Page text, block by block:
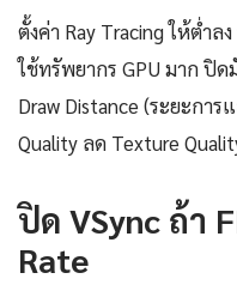
ตั้งค่า Ray Tracing ให้ต่ำล
ใช้ทรัพยากร GPU มาก ปิ
Draw Distance (ระยะกา
Quality ลด Texture
ปิด VSync ถ้า
Rate